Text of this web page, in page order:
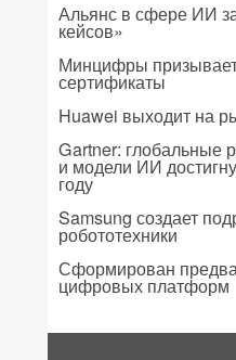
Альянс в сфере ИИ
кейсов»
Минцифры
сертификаты
Huawei выходит на
Gartner: глобальные
и модели ИИ
году
Samsung создает
робототехники
Сформирован
цифровых платформ